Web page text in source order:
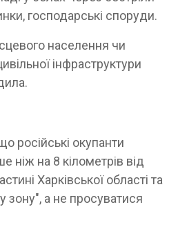
господарські споруди.
населення чи
інфраструктури
російські окупанти
ніж на 8 кілометрів від
Харківської області та
зону", а не просуватися